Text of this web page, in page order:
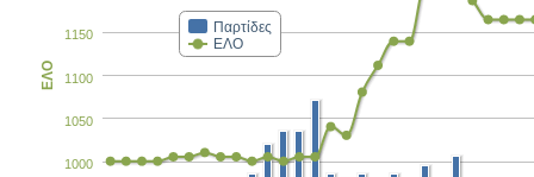
Παρτίδες
ΕΛΟ
1000
1050
1100
1150
ΕΛΟ